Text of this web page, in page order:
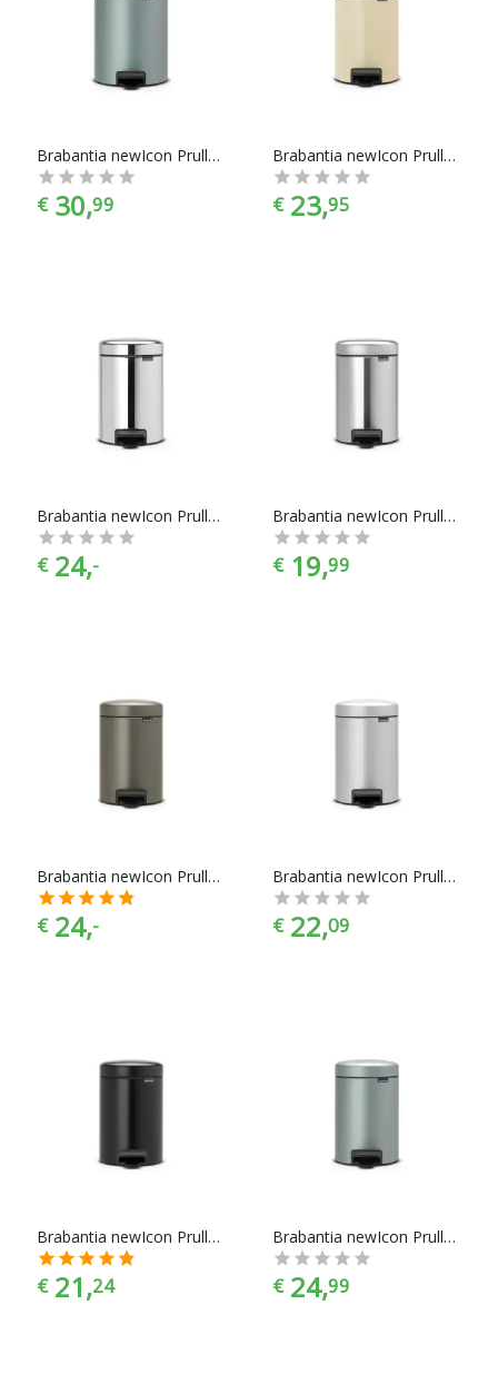
Brabantia newIcon Prullenbak - 5 l - Metallic Mint
€ 30,99
Brabantia newIcon Prullenbak - 3 l - Almond
€ 23,95
Brabantia newIcon Prullenbak - 3 l - Brilliant Steel
€ 24,-
Brabantia newIcon Prullenbak - 3 l - Matt Steel
€ 19,99
Brabantia newIcon Prullenbak - 3 l - Platinum
€ 24,-
Brabantia newIcon Prullenbak - 3 l - Metallic Grey
€ 22,09
Brabantia newIcon Prullenbak - 3 l - Zwart
€ 21,24
Brabantia newIcon Prullenbak - 3 l - Metallic Mint
€ 24,99